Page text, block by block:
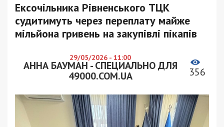
Ексочільника Рівненського ТЦК
судитимуть через переплату майже
мільйона гривень на закупівлі пікапів
29/05/2026 - 11:00
АННА БАУМАН - СПЕЦИАЛЬНО ДЛЯ
49000.COM.UA
356